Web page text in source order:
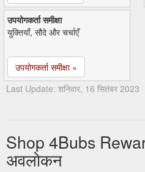
उपयोगकर्ता समीक्षा
युक्तियाँ, सौदे और चर्चाएँ
उपयोगकर्ता समीक्षा »
Last Update: शनिवार, 16 सितंबर 2023
Shop 4Bubs
अवलोकन